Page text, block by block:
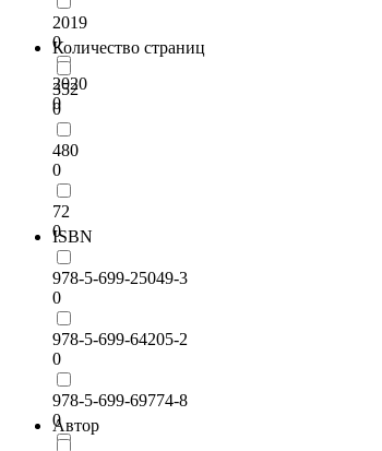
2019
0
2020
0
Количество страниц
352
0
480
0
72
0
ISBN
978-5-699-25049-3
0
978-5-699-64205-2
0
978-5-699-69774-8
0
Автор